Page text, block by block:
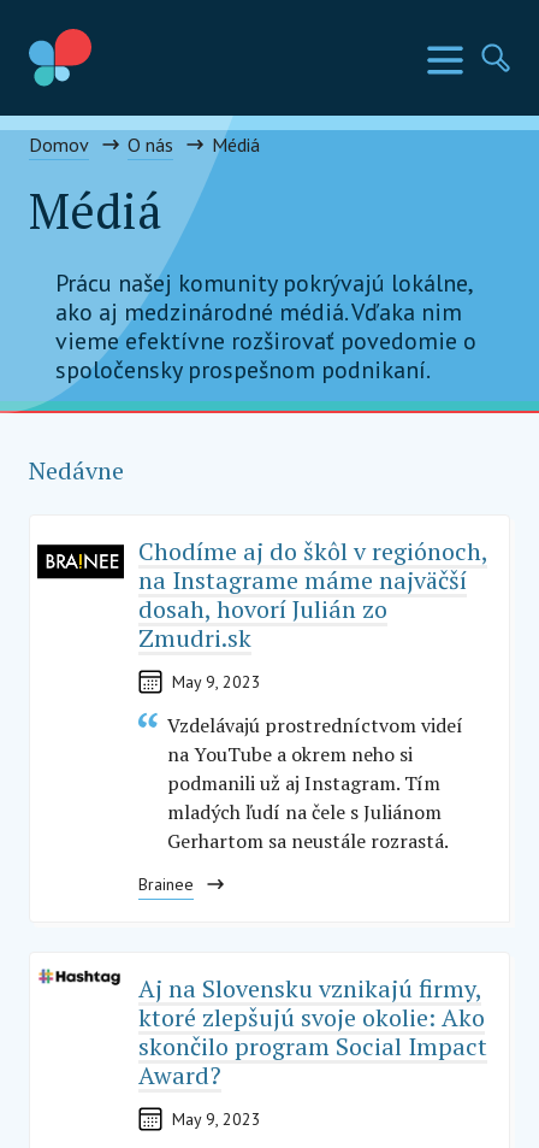
obsah
Menu
SIA krajiny
Domov O nás Médiá
Médiá
Prácu našej komunity pokrývajú lokálne,
ako aj medzinárodné médiá. Vďaka nim
vieme efektívne rozširovať povedomie o
spoločensky prospešnom podnikaní.
Nedávne
Chodíme aj do škôl v regiónoch,
na Instagrame máme najväčší
dosah, hovorí Julián zo
Zmudri.sk
May 9, 2023
Vzdelávajú prostredníctvom videí
na YouTube a okrem neho si
podmanili už aj Instagram. Tím
mladých ľudí na čele s Juliánom
Gerhartom sa neustále rozrastá.
Brainee
Aj na Slovensku vznikajú firmy,
ktoré zlepšujú svoje okolie: Ako
skončilo program Social Impact
Award?
May 9, 2023